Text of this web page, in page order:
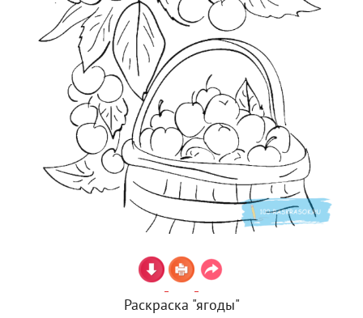
Раскраска "ягоды"